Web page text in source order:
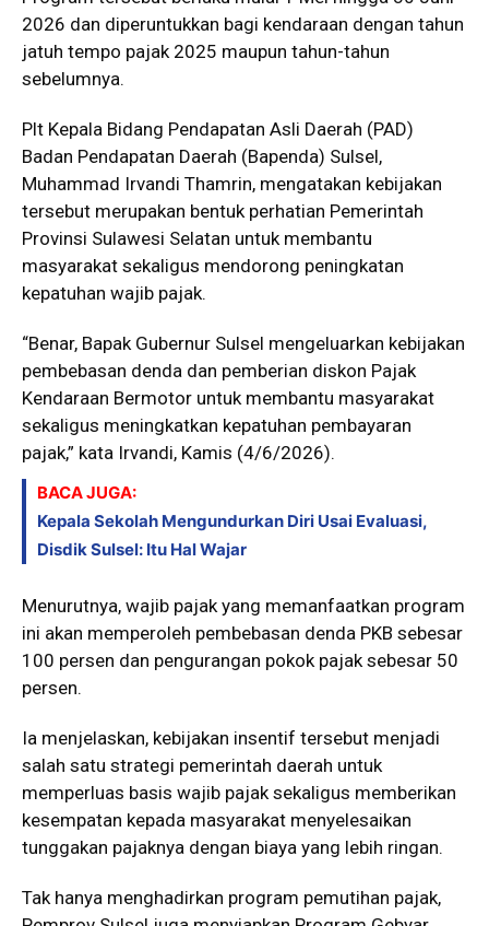
2026 dan diperuntukkan bagi kendaraan dengan tahun
jatuh tempo pajak 2025 maupun tahun-tahun
sebelumnya.
Plt Kepala Bidang Pendapatan Asli Daerah (PAD)
Badan Pendapatan Daerah (Bapenda) Sulsel,
Muhammad Irvandi Thamrin, mengatakan kebijakan
tersebut merupakan bentuk perhatian Pemerintah
Provinsi Sulawesi Selatan untuk membantu
masyarakat sekaligus mendorong peningkatan
kepatuhan wajib pajak.
“Benar, Bapak Gubernur Sulsel mengeluarkan kebijakan
pembebasan denda dan pemberian diskon Pajak
Kendaraan Bermotor untuk membantu masyarakat
sekaligus meningkatkan kepatuhan pembayaran
pajak,” kata Irvandi, Kamis (4/6/2026).
BACA JUGA:
Kepala Sekolah Mengundurkan Diri Usai Evaluasi,
Disdik Sulsel: Itu Hal Wajar
Menurutnya, wajib pajak yang memanfaatkan program
ini akan memperoleh pembebasan denda PKB sebesar
100 persen dan pengurangan pokok pajak sebesar 50
persen.
Ia menjelaskan, kebijakan insentif tersebut menjadi
salah satu strategi pemerintah daerah untuk
memperluas basis wajib pajak sekaligus memberikan
kesempatan kepada masyarakat menyelesaikan
tunggakan pajaknya dengan biaya yang lebih ringan.
Tak hanya menghadirkan program pemutihan pajak,